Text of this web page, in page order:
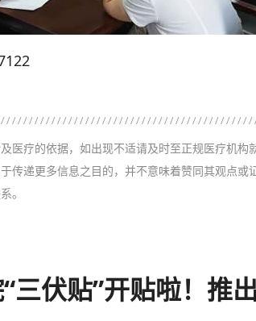
医疗的依据，如出现不适请及时至正规医疗机构
传递更多信息之目的，并不意味着赞同其观点或
。
三伏贴”开贴啦！推